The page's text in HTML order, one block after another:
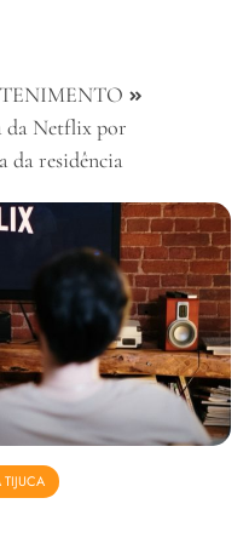
da Netflix por
da residência
TIJUCA